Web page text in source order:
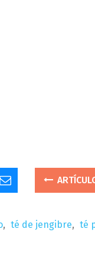
, té de jengibre, té